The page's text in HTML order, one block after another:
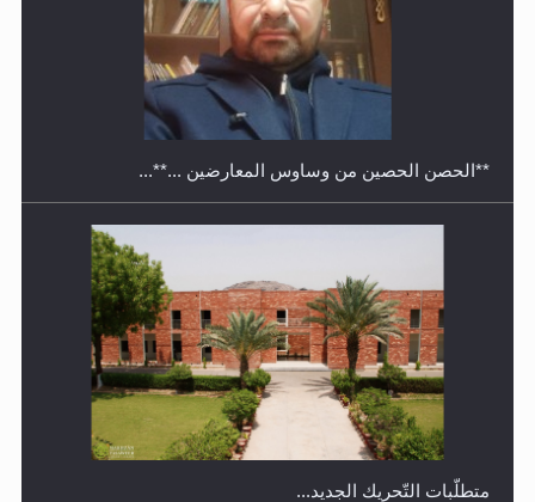
معرض القرآن الكريم لمدة ثلاثين يوما في مكتبة مدينة
ريهيماكي في فنلند
**الحصن الحصين من وساوس المعارضين ...**...
متطلَّبات التّحريك الجديد...